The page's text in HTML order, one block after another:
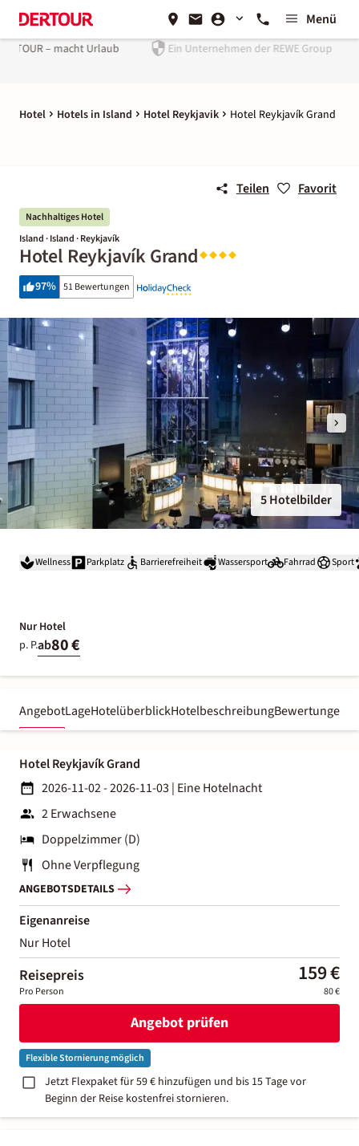
Menü
Ein Unternehmen derREWE Group
Hotel Hotels in Island Hotel Reykjavik Hotel Reykjavík Grand
Teilen Favorit
Nachhaltiges Hotel
Island · Island · Reykjavík
Hotel Reykjavík Grand
97% 51 Bewertungen
5 Hotelbilder
Wellness Parkplatz Barrierefreiheit Wassersport Fahrrad Sport
Nur Hotel
p. P.ab80 €
AngebotLageHotelüberblickHotelbeschreibungBewertungen
Hotel Reykjavík Grand
2026-11-02 - 2026-11-03 | Eine Hotelnacht
2 Erwachsene
Doppelzimmer (D)
Ohne Verpflegung
ANGEBOTSDETAILS
Eigenanreise
Nur Hotel
Reisepreis 159 €
Pro Person 80 €
Angebot prüfen
Flexible Stornierung möglich
Jetzt Flexpaket für 59 € hinzufügen und bis 15 Tage vor
Beginn der Reise kostenfrei stornieren.